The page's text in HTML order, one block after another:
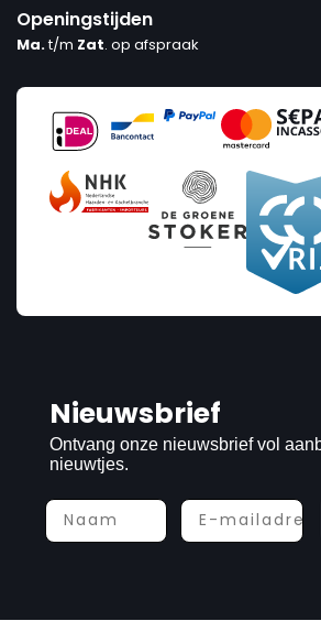
Openingstijden
Ma.t/m Zat. op afspraak
Nieuwsbrief
Ontvang onze nieuwsbrief vol
nieuwtjes.